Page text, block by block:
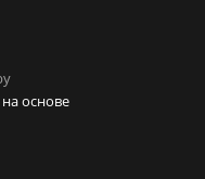
на основе